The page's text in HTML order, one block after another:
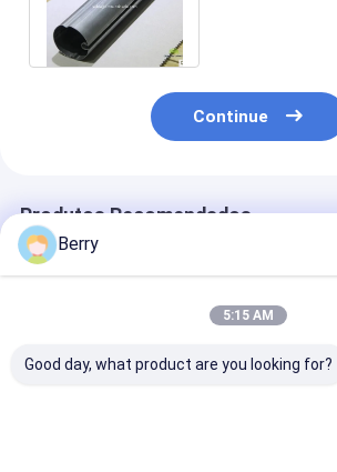
Continue
Produtos Recomendados
Berry
5:15 AM
Good day, what product are you looking for?